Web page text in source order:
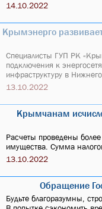
14.10.2022
Крымэнерго
Специалисты ГУП РК
подключения к
инфраструктуру в
13.10.2022
Крымчанам
Расчеты проведены
имущества. Сумма
13.10.2022
Обращение
Будьте благоразумны,